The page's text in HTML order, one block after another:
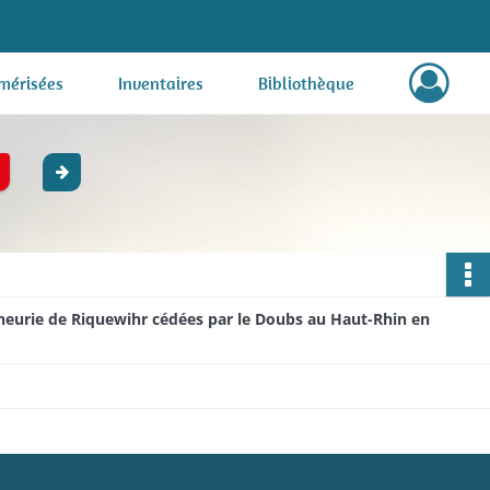
Inventaires Bibliothèque
de Riquewihr cédées par le Doubs au Haut-Rhin en